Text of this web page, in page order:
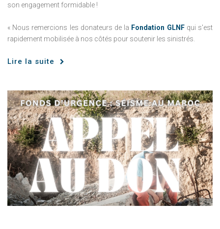
son engagement formidable !
« Nous remercions les donateurs de la Fondation GLNFqui s'est
rapidement mobilisée à nos côtés pour soutenir les sinistrés.
Lire la suite